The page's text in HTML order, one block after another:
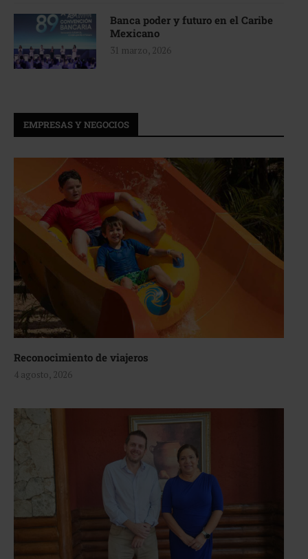
Banca poder y futuro en el Caribe
Mexicano
31 marzo, 2026
EMPRESAS Y NEGOCIOS
Reconocimiento de viajeros
4 agosto, 2026